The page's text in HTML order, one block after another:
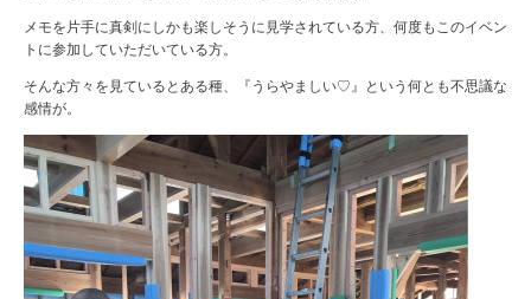
メモを片手に真剣にしかも楽しそうに見学されている方、何度もこのイベン
トに参加していただいている方。
そんな方々を見ているとある種、『うらやましい♡』という何とも不思議な
感情が。